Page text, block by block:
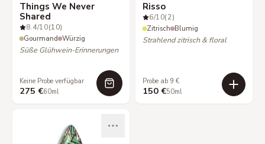
Things We Never
Shared
8.4/10(10)
Gourmand Würzig
Süße Glühwein-Erinnerungen
Keine Probe verfügbar
275 €60ml
Risso
6/10(2)
Zitrisch Blumig
Strahlend zitrisch & floral
Probe ab 9 €
150 €50ml